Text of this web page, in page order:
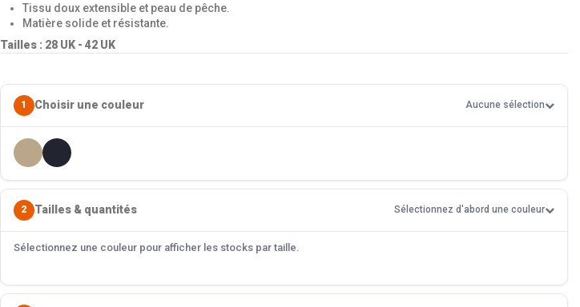
Tissu doux extensible et peau de pêche.
Matière solide et résistante.
Tailles : 28 UK - 42 UK
1 Choisir une couleur Aucune sélection
2 Tailles & quantités Sélectionnez d'abord une couleur
Sélectionnez une couleur pour afficher les stocks par taille.